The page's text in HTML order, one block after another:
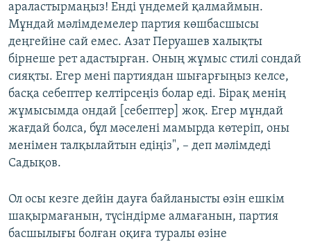
араластырмаңыз! Енді үндемей қалмаймын.
Мұндай мәлімдемелер партия көшбасшысы
деңгейіне сай емес. Азат Перуашев халықты
бірнеше рет адастырған. Оның жұмыс стилі сондай
сияқты. Егер мені партиядан шығарғыңыз келсе,
басқа себептер келтірсеңіз болар еді. Бірақ менің
жұмысымда ондай [себептер] жоқ. Егер мұндай
жағдай болса, бұл мәселені мамырда көтеріп, оны
менімен талқылайтын едіңіз", – деп мәлімдеді
Садықов.
Ол осы кезге дейін дауға байланысты өзін ешкім
шақырмағанын, түсіндірме алмағанын, партия
басшылығы болған оқиға туралы өзіне